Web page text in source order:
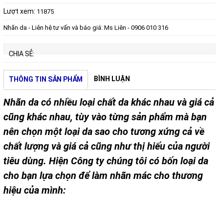
Lượt xem: 11875
Nhãn da - Liên hệ tư vấn và báo giá: Ms Liên - 0906 010 316
CHIA SẺ:
THÔNG TIN SẢN PHẨM BÌNH LUẬN
Nhãn da có nhiều loại chất da khác nhau và giá cả
cũng khác nhau, tùy vào từng sản phẩm mà bạn
nên chọn một loại da sao cho tương xứng cả về
chất lượng và giá cả cũng như thị hiếu của người
tiêu dùng. Hiện Công ty chúng tôi có bốn loại da
cho bạn lựa chọn để làm nhãn mác cho thương
hiệu của mình: